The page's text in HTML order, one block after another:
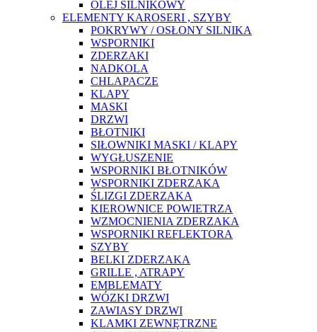
OLEJ SILNIKOWY
ELEMENTY KAROSERI , SZYBY
POKRYWY / OSŁONY SILNIKA
WSPORNIKI
ZDERZAKI
NADKOLA
CHLAPACZE
KLAPY
MASKI
DRZWI
BŁOTNIKI
SIŁOWNIKI MASKI / KLAPY
WYGŁUSZENIE
WSPORNIKI BŁOTNIKÓW
WSPORNIKI ZDERZAKA
ŚLIZGI ZDERZAKA
KIEROWNICE POWIETRZA
WZMOCNIENIA ZDERZAKA
WSPORNIKI REFLEKTORA
SZYBY
BELKI ZDERZAKA
GRILLE , ATRAPY
EMBLEMATY
WÓZKI DRZWI
ZAWIASY DRZWI
KLAMKI ZEWNĘTRZNE